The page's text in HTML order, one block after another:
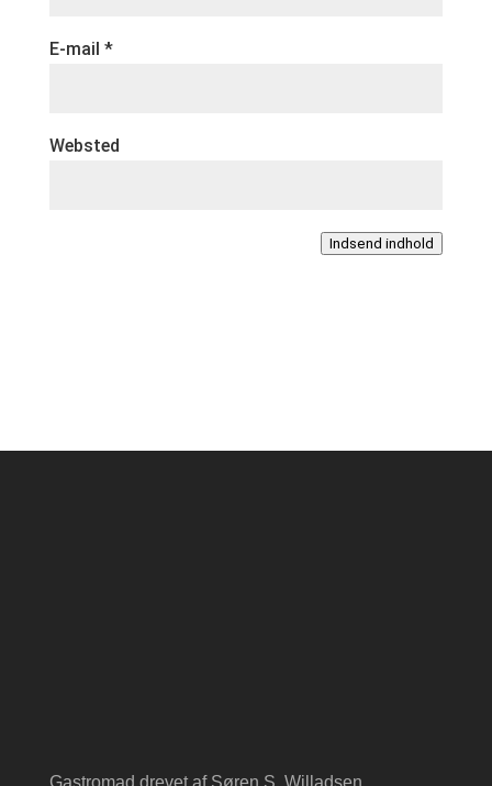
E-mail *
Websted
Indsend indhold
Gastromad drevet af Søren S. Willadsen